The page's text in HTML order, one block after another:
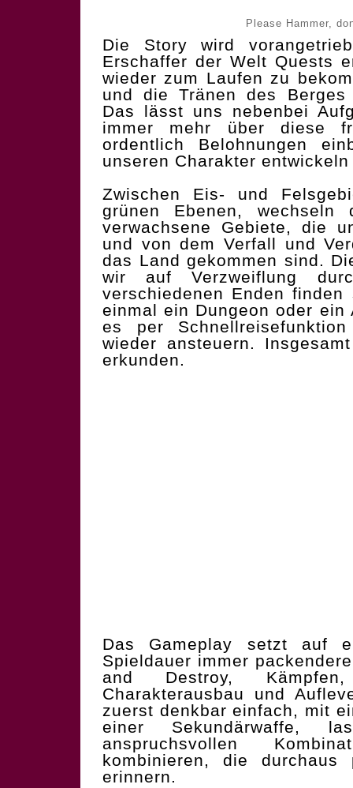
Please Hammer,
Die Story wird
Erschaffer der Welt Quests
wieder zum Laufen zu
und die Tränen des
Das lässt uns nebenbei
immer mehr über diese
ordentlich Belohnungen
unseren Charakter
Zwischen Eis- und
grünen Ebenen, wechseln
verwachsene Gebiete, die
und von dem Verfall und
das Land gekommen sind.
wir auf Verzweiflung
verschiedenen Enden
einmal ein Dungeon oder ein
es per
wieder ansteuern.
erkunden.
Das Gameplay setzt auf
Spieldauer immer
and Destroy,
Charakterausbau und
zuerst denkbar einfach, mit
einer Sekundärwaffe,
anspruchsvollen
kombinieren, die
erinnern.